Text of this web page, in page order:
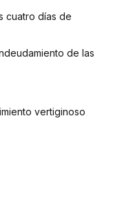
cuatro días de
de las
vertiginoso